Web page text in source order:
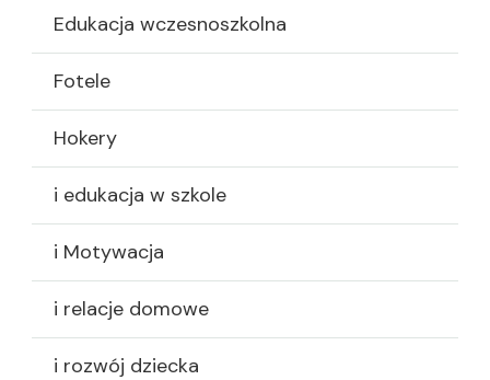
Edukacja wczesnoszkolna
Fotele
Hokery
i edukacja w szkole
i Motywacja
i relacje domowe
i rozwój dziecka